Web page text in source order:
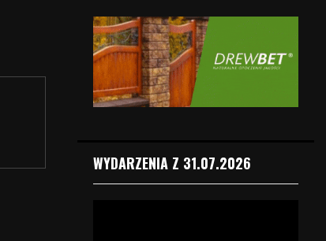
WYDARZENIA Z 31.07.2026